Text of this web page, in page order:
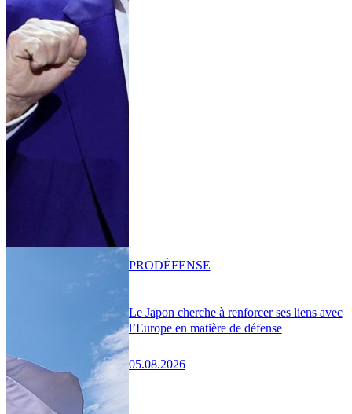
Le Japon cherche à renforcer ses liens avec
l’Europe en matière de défense
05.08.2026
PRODÉFENSE